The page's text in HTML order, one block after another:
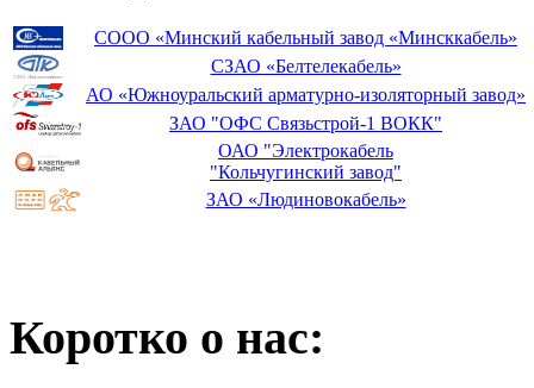
СООО «Минский кабельный завод «Минсккабель»
СЗАО «Белтелекабель»
АО «Южноуральский арматурно-изоляторный завод»
ЗАО "ОФС Связьстрой-1 ВОКК"
ОАО "Электрокабель
"Кольчугинский завод"
ЗАО «Людиновокабель»
Коротко о нас: